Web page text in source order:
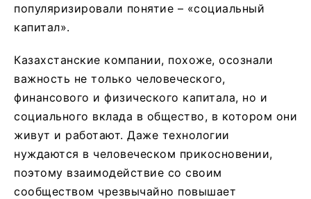
популяризировали понятие – «социальный
капитал».
Казахстанские компании, похоже, осознали
важность не только человеческого,
финансового и физического капитала, но и
социального вклада в общество, в котором они
живут и работают. Даже технологии
нуждаются в человеческом прикосновении,
поэтому взаимодействие со своим
сообществом чрезвычайно повышает